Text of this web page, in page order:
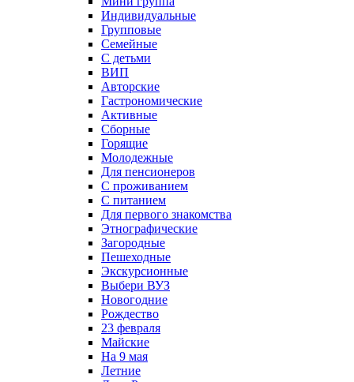
Индивидуальные
Групповые
Семейные
С детьми
ВИП
Авторские
Гастрономические
Активные
Сборные
Горящие
Молодежные
Для пенсионеров
С проживанием
С питанием
Для первого знакомства
Этнографические
Загородные
Пешеходные
Экскурсионные
Выбери ВУЗ
Новогодние
Рождество
23 февраля
Майские
На 9 мая
Летние